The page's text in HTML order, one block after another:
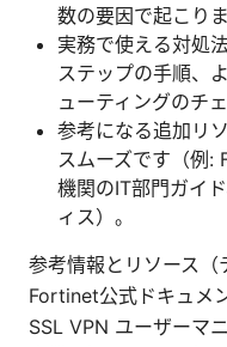
数の要因で起こりま
実務で使える対処
ステップの手順、
ューティングのチ
参考になる追加リ
スムーズです（例:
機関のIT部門ガイ
ィス）。
参考情報とリソース（
Fortinet公式ドキュ
SSL VPN ユーザー